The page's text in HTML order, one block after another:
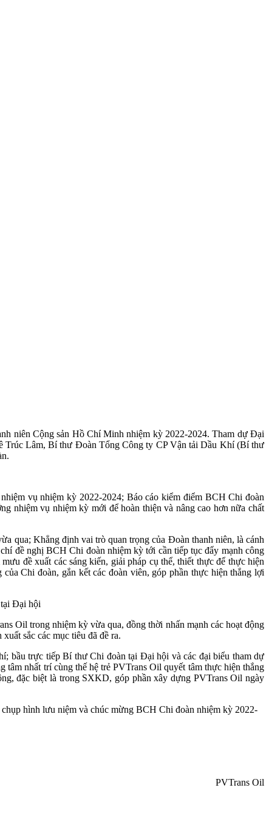
niên Cộng sản Hồ Chí Minh nhiệm kỳ 2022-2024. Tham dự Đại
Lâm, Bí thư Đoàn Tổng Công ty CP Vận tải Dầu Khí (Bí thư
vụ nhiệm kỳ 2022-2024; Báo cáo kiểm điểm BCH Chi đoàn
nhiệm vụ nhiệm kỳ mới để hoàn thiện và nâng cao hơn nữa chất
qua; Khẳng định vai trò quan trọng của Đoàn thanh niên, là cánh
đề nghị BCH Chi đoàn nhiệm kỳ tới cần tiếp tục đẩy mạnh công
đề xuất các sáng kiến, giải pháp cụ thể, thiết thực để thực hiện
Chi đoàn, gắn kết các đoàn viên, góp phần thực hiện thắng lợi
Đại hội
Oil trong nhiệm kỳ vừa qua, đồng thời nhấn mạnh các hoạt động
sắc các mục tiêu đã đề ra.
bầu trực tiếp Bí thư Chi đoàn tại Đại hội và các đại biểu tham dự
nhất trí cùng thế hệ trẻ PVTrans Oil quyết tâm thực hiện thắng
đặc biệt là trong SXKD, góp phần xây dựng PVTrans Oil ngày
hình lưu niệm và chúc mừng BCH Chi đoàn nhiệm kỳ 2022-
PVTrans Oil